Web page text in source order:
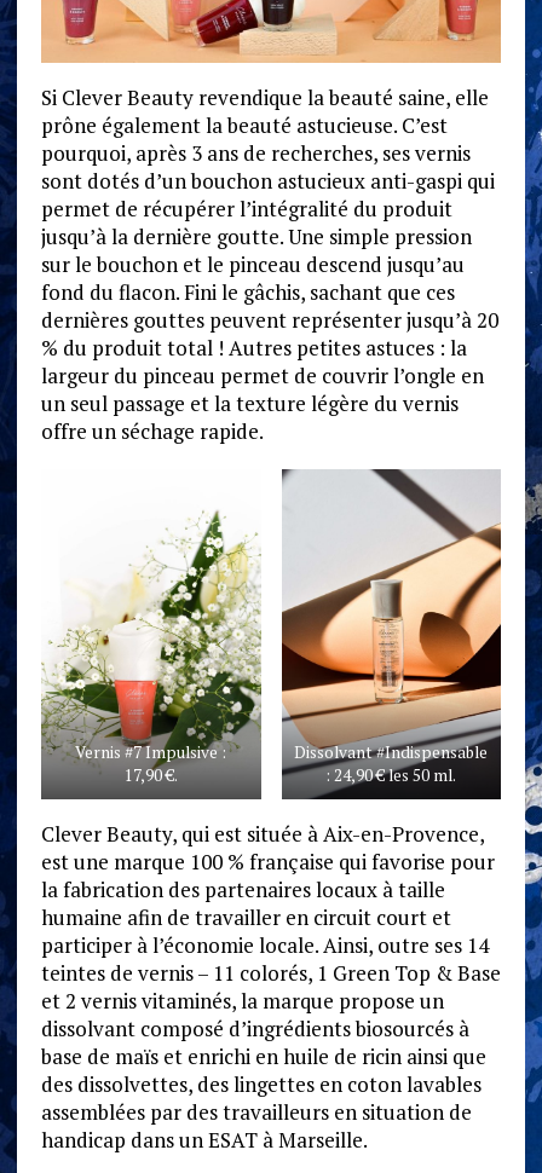
Si Clever Beauty revendique la beauté saine, elle
prône également la beauté astucieuse. C’est
pourquoi, après 3 ans de recherches, ses vernis
sont dotés d’un bouchon astucieux anti-gaspi qui
permet de récupérer l’intégralité du produit
jusqu’à la dernière goutte. Une simple pression
sur le bouchon et le pinceau descend jusqu’au
fond du flacon. Fini le gâchis, sachant que ces
dernières gouttes peuvent représenter jusqu’à 20
% du produit total ! Autres petites astuces : la
largeur du pinceau permet de couvrir l’ongle en
un seul passage et la texture légère du vernis
offre un séchage rapide.
Vernis #7 Impulsive :
17,90 €.
Dissolvant #Indispensable
: 24,90 € les 50 ml.
Clever Beauty, qui est située à Aix-en-Provence,
est une marque 100 % française qui favorise pour
la fabrication des partenaires locaux à taille
humaine afin de travailler en circuit court et
participer à l’économie locale. Ainsi, outre ses 14
teintes de vernis – 11 colorés, 1 Green Top & Base
et 2 vernis vitaminés, la marque propose un
dissolvant composé d’ingrédients biosourcés à
base de maïs et enrichi en huile de ricin ainsi que
des dissolvettes, des lingettes en coton lavables
assemblées par des travailleurs en situation de
handicap dans un ESAT à Marseille.